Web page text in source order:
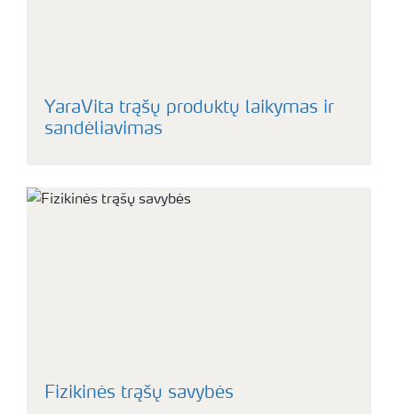
YaraVita trąšų produktų laikymas ir
sandėliavimas
Fizikinės trąšų savybės